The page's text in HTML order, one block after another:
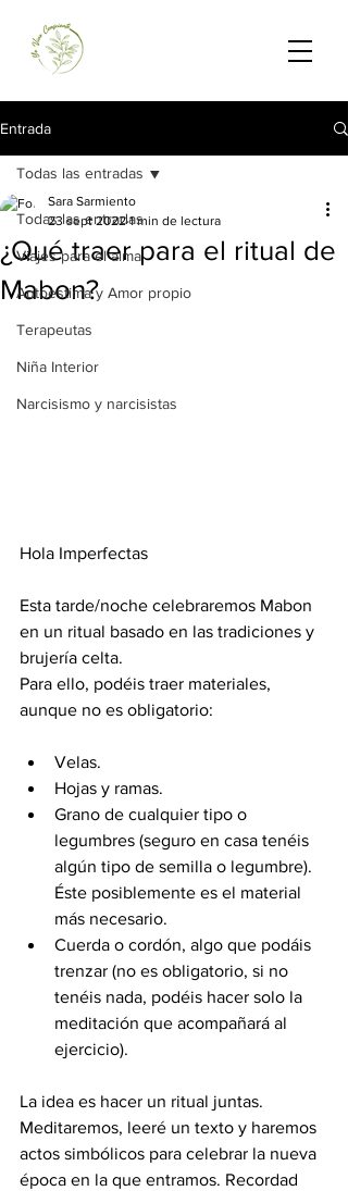
Entrada
Todas las entradas
Viajes para el alma
Autoestima y Amor propio
Terapeutas
Niña Interior
Narcisismo y narcisistas
Todas las entradas
¿Qué traer para el ritual de
Mabon?
Sara Sarmiento
23 sept 2022 1 min de lectura
Hola Imperfectas
Esta tarde/noche celebraremos Mabon
en un ritual basado en las tradiciones y
brujería celta.
Para ello, podéis traer materiales,
aunque no es obligatorio:
Velas.
Hojas y ramas.
Grano de cualquier tipo o
legumbres (seguro en casa tenéis
algún tipo de semilla o legumbre).
Éste posiblemente es el material
más necesario.
Cuerda o cordón, algo que podáis
trenzar (no es obligatorio, si no
tenéis nada, podéis hacer solo la
meditación que acompañará al
ejercicio).
La idea es hacer un ritual juntas.
Meditaremos, leeré un texto y haremos
actos simbólicos para celebrar la nueva
época en la que entramos. Recordad